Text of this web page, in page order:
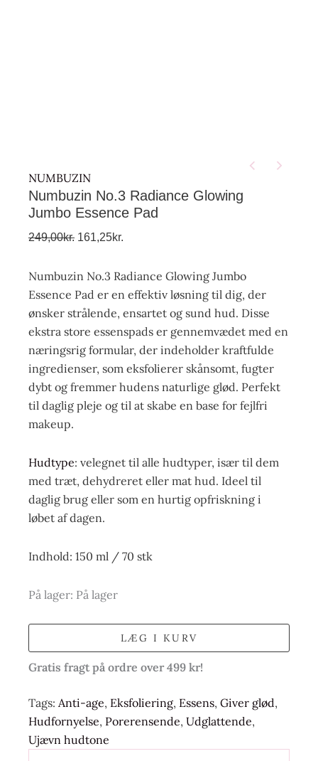
NUMBUZIN
Numbuzin No.3 Radiance Glowing
Jumbo Essence Pad
249,00kr. 161,25kr.
Numbuzin No.3 Radiance Glowing Jumbo
Essence Pad er en effektiv løsning til dig, der
ønsker strålende, ensartet og sund hud. Disse
ekstra store essenspads er gennemvædet med en
næringsrig formular, der indeholder kraftfulde
ingredienser, som eksfolierer skånsomt, fugter
dybt og fremmer hudens naturlige glød. Perfekt
til daglig pleje og til at skabe en base for fejlfri
makeup.
Hudtype: velegnet til alle hudtyper, især til dem
med træt, dehydreret eller mat hud. Ideel til
daglig brug eller som en hurtig opfriskning i
løbet af dagen.
Indhold: 150 ml / 70 stk
På lager: På lager
LÆG I KURV
Gratis fragt på ordre over 499 kr!
Tags: Anti-age, Eksfoliering, Essens, Giver glød,
Hudfornyelse, Porerensende, Udglattende,
Ujævn hudtone